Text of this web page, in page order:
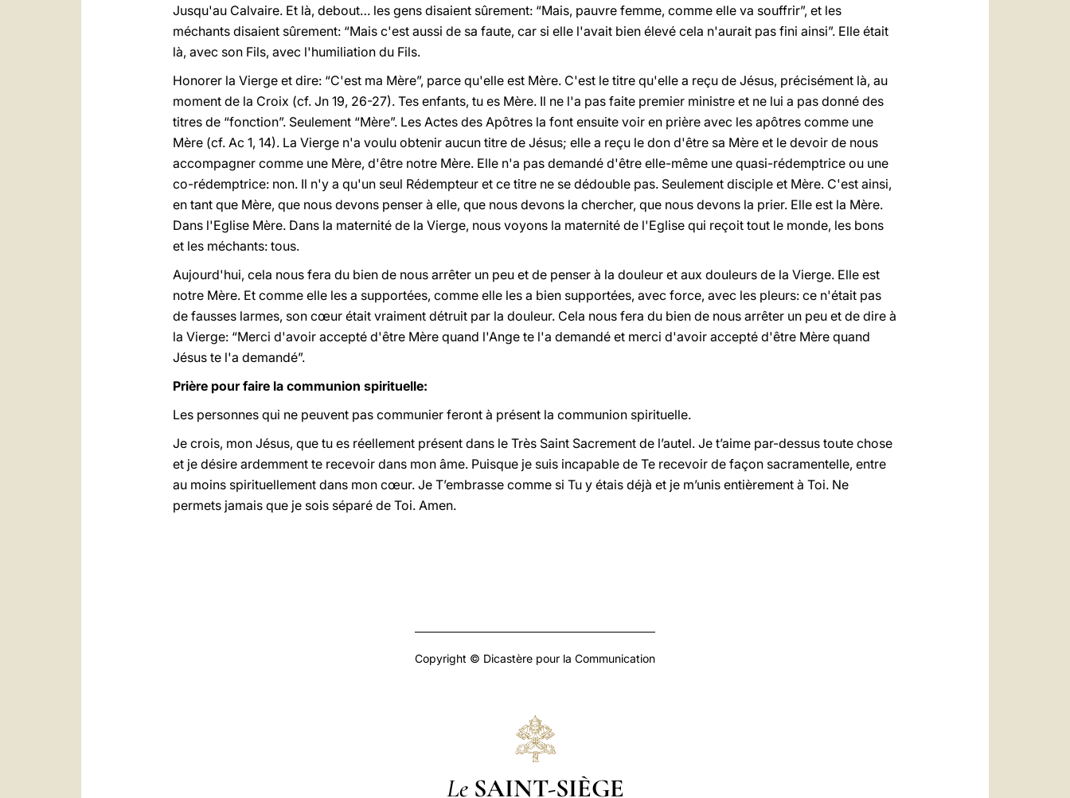
Jusqu'au Calvaire. Et là, debout… les gens disaient sûrement: “Mais, pauvre femme, comme elle va souffrir”, et les
méchants disaient sûrement: “Mais c'est aussi de sa faute, car si elle l'avait bien élevé cela n'aurait pas fini ainsi”. Elle était
là, avec son Fils, avec l'humiliation du Fils.
Honorer la Vierge et dire: “C'est ma Mère”, parce qu'elle est Mère. C'est le titre qu'elle a reçu de Jésus, précisément là, au
moment de la Croix (cf. Jn 19, 26-27). Tes enfants, tu es Mère. Il ne l'a pas faite premier ministre et ne lui a pas donné des
titres de “fonction”. Seulement “Mère”. Les Actes des Apôtres la font ensuite voir en prière avec les apôtres comme une
Mère (cf. Ac 1, 14). La Vierge n'a voulu obtenir aucun titre de Jésus; elle a reçu le don d'être sa Mère et le devoir de nous
accompagner comme une Mère, d'être notre Mère. Elle n'a pas demandé d'être elle-même une quasi-rédemptrice ou une
co-rédemptrice: non. Il n'y a qu'un seul Rédempteur et ce titre ne se dédouble pas. Seulement disciple et Mère. C'est ainsi,
en tant que Mère, que nous devons penser à elle, que nous devons la chercher, que nous devons la prier. Elle est la Mère.
Dans l'Eglise Mère. Dans la maternité de la Vierge, nous voyons la maternité de l'Eglise qui reçoit tout le monde, les bons
et les méchants: tous.
Aujourd'hui, cela nous fera du bien de nous arrêter un peu et de penser à la douleur et aux douleurs de la Vierge. Elle est
notre Mère. Et comme elle les a supportées, comme elle les a bien supportées, avec force, avec les pleurs: ce n'était pas
de fausses larmes, son cœur était vraiment détruit par la douleur. Cela nous fera du bien de nous arrêter un peu et de dire à
la Vierge: “Merci d'avoir accepté d'être Mère quand l'Ange te l'a demandé et merci d'avoir accepté d'être Mère quand
Jésus te l'a demandé”.
Prière pour faire la communion spirituelle:
Les personnes qui ne peuvent pas communier feront à présent la communion spirituelle.
Je crois, mon Jésus, que tu es réellement présent dans le Très Saint Sacrement de l’autel. Je t’aime par-dessus toute chose
et je désire ardemment te recevoir dans mon âme. Puisque je suis incapable de Te recevoir de façon sacramentelle, entre
au moins spirituellement dans mon cœur. Je T’embrasse comme si Tu y étais déjà et je m’unis entièrement à Toi. Ne
permets jamais que je sois séparé de Toi. Amen.
Copyright © Dicastère pour la Communication
Le SAINT-SIÈGE